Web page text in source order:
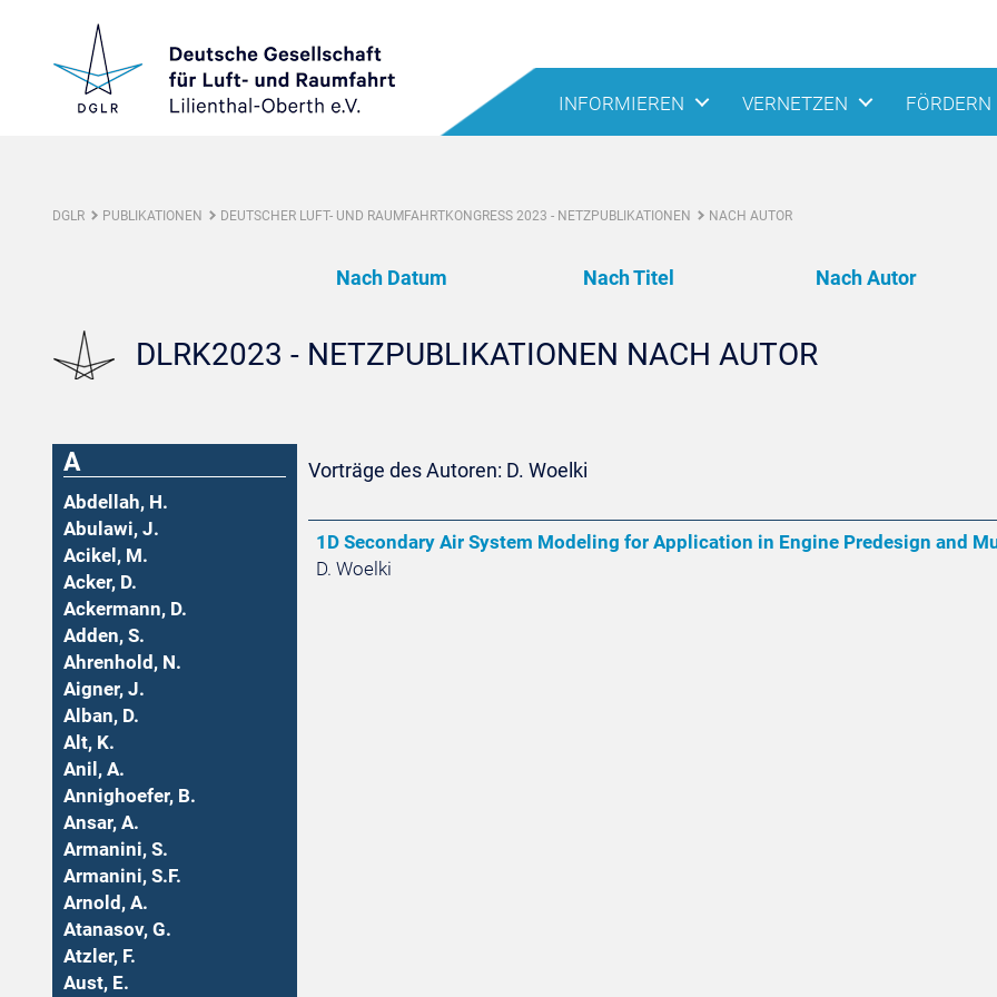
INFORMIEREN VERNETZEN FÖRDERN
DGLR PUBLIKATIONEN DEUTSCHER LUFT- UND RAUMFAHRTKONGRESS 2023 - NETZPUBLIKATIONEN NACH AUTOR
Nach Datum Nach Titel Nach Autor
DLRK2023 - NETZPUBLIKATIONEN NACH AUTOR
A
Abdellah, H.
Abulawi, J.
Acikel, M.
Acker, D.
Ackermann, D.
Adden, S.
Ahrenhold, N.
Aigner, J.
Alban, D.
Alt, K.
Anil, A.
Annighoefer, B.
Ansar, A.
Armanini, S.
Armanini, S.F.
Arnold, A.
Atanasov, G.
Atzler, F.
Aust, E.
Vorträge des Autoren: D. Woelki
1D Secondary Air System Modeling for Application in Engine Predesign and
D. Woelki